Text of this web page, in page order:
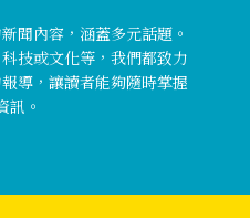
聞內容，涵蓋多元話題。
技或文化等，我們都致力
導，讓讀者能夠隨時掌握
訊。